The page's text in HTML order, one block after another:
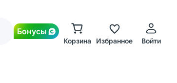
Бонусы
Корзина Избранное Войти